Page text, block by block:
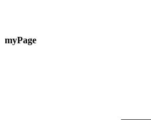
myPage